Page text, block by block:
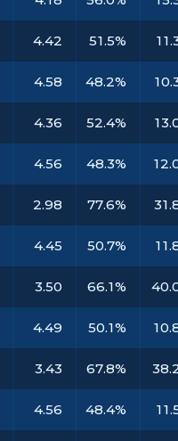
4.42 51.5%
4.58 48.2%
4.36 52.4%
4.56 48.3%
2.98 77.6%
4.45 50.7%
3.50 66.1%
4.49 50.1%
3.43 67.8%
4.56 48.4%